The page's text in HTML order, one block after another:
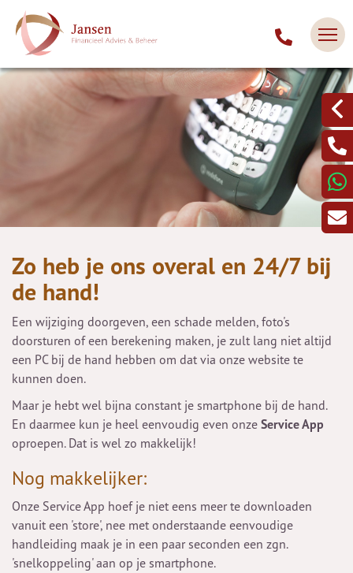
Zo heb je ons overal en 24/7 bij
de hand!
Een wijziging doorgeven, een schade melden, foto's
doorsturen of een berekening maken, je zult lang niet altijd
een PC bij de hand hebben om dat via onze website te
kunnen doen.
Maar je hebt wel bijna constant je smartphone bij de hand.
En daarmee kun je heel eenvoudig even onze Service App
oproepen. Dat is wel zo makkelijk!
Nog makkelijker:
Onze Service App hoef je niet eens meer te downloaden
vanuit een 'store', nee met onderstaande eenvoudige
handleiding maak je in een paar seconden een zgn.
'snelkoppeling' aan op je smartphone.